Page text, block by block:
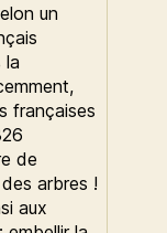
un
la
françaises
de
arbres !
aux